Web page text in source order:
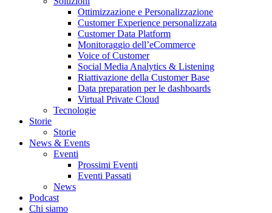
Ottimizzazione e Personalizzazione
Customer Experience personalizzata
Customer Data Platform
Monitoraggio dell’eCommerce
Voice of Customer
Social Media Analytics & Listening
Riattivazione della Customer Base
Data preparation per le dashboards
Virtual Private Cloud
Tecnologie
Storie
Storie
News & Events
Eventi
Prossimi Eventi
Eventi Passati
News
Podcast
Chi siamo